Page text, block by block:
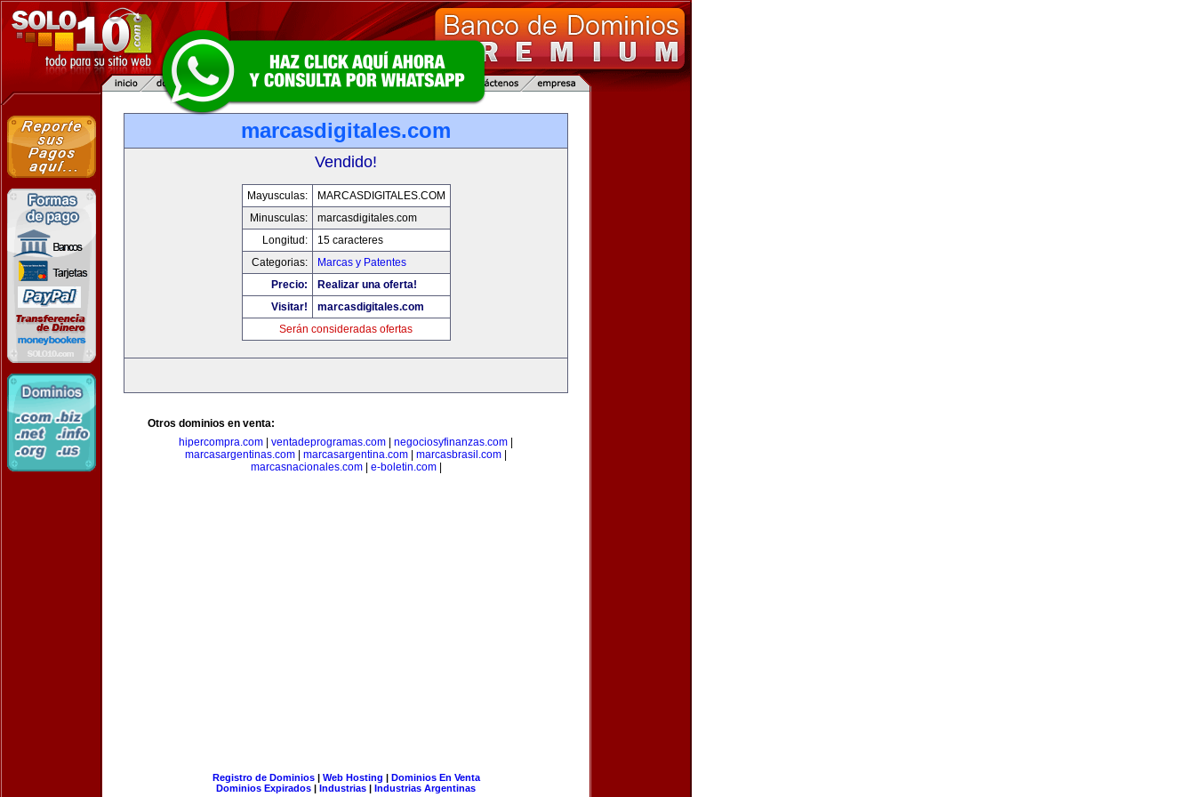
marcasdigitales.com
Vendido!
Mayusculas:
MARCASDIGITALES.COM
Minusculas:
marcasdigitales.com
Longitud:
15 caracteres
Categorias:
Marcas y Patentes
Precio:
Realizar una oferta!
Visitar!
marcasdigitales.com
Serán consideradas ofertas
Otros dominios en venta:
hipercompra.com
ventadeprogramas.com negociosyfinanzas.com
marcasargentinas.com
marcasargentina.com marcasbrasil.com
marcasnacionales.com| e-boletin.com|
Registro de Dominios| Web Hosting | Dominios En Venta
Dominios Expirados | Industrias | Industrias Argentinas